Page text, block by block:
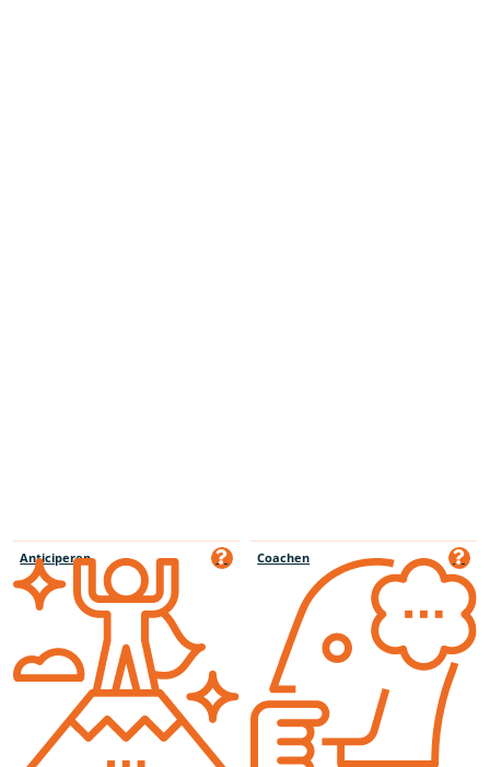
Anticiperen Coachen